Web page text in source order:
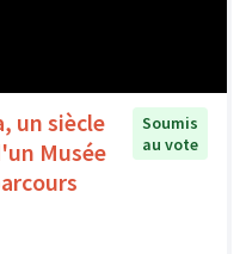
un siècle
Musée
Soumis
au vote